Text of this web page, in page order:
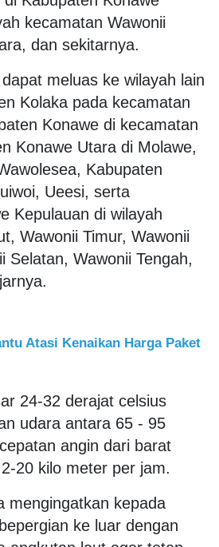
kecamatan Wawonii
dan sekitarnya.
meluas ke wilayah lain
Kolaka pada kecamatan
Konawe di kecamatan
Konawe Utara di Molawe,
Kabupaten
Ueesi, serta
Kepulauan di wilayah
Wawonii Timur, Wawonii
Selatan, Wawonii Tengah,
Atasi Kenaikan Harga Paket
24-32 derajat celsius
udara antara 65 - 95
angin dari barat
20 kilo meter per jam.
mengingatkan kepada
ke luar dengan